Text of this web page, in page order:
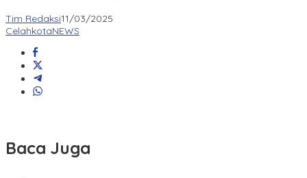
Tim Redaksi11/03/2025
CelahkotaNEWS
Baca Juga